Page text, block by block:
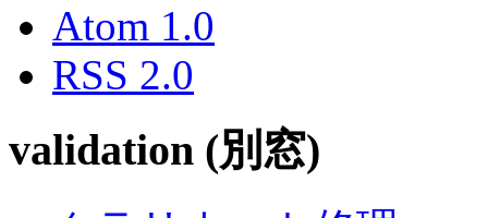
Atom 1.0
RSS 2.0
validation (別窓)